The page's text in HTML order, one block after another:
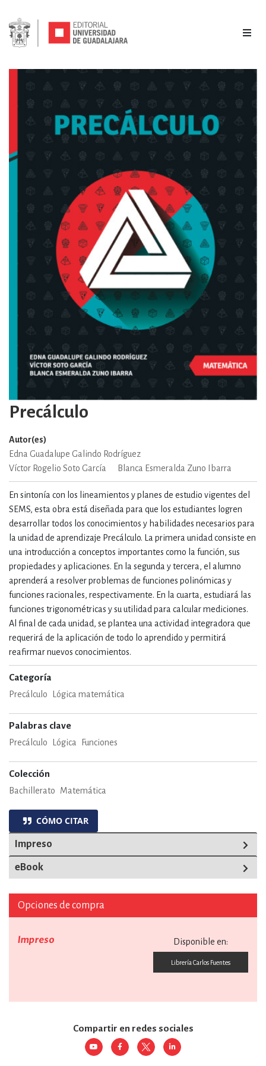
Precálculo
Autor(es)
Edna Guadalupe Galindo Rodríguez
Víctor Rogelio Soto García
Blanca Esmeralda Zuno Ibarra
En sintonía con los lineamientos y planes de estudio vigentes del
SEMS, esta obra está diseñada para que los estudiantes logren
desarrollar todos los conocimientos y habilidades necesarios para
la unidad de aprendizaje Precálculo. La primera unidad consiste en
una introducción a conceptos importantes como la función, sus
propiedades y aplicaciones. En la segunda y tercera, el alumno
aprenderá a resolver problemas de funciones polinómicas y
funciones racionales, respectivamente. En la cuarta, estudiará las
funciones trigonométricas y su utilidad para calcular mediciones.
Al final de cada unidad, se plantea una actividad integradora que
requerirá de la aplicación de todo lo aprendido y permitirá
reafirmar nuevos conocimientos.
Categoría
Precálculo Lógica matemática
Palabras clave
Precálculo Lógica Funciones
Colección
Bachillerato Matemática
CÓMO CITAR
Impreso
eBook
Opciones de compra
Impreso Disponible en:
Librería Carlos Fuentes
Compartir en redes sociales